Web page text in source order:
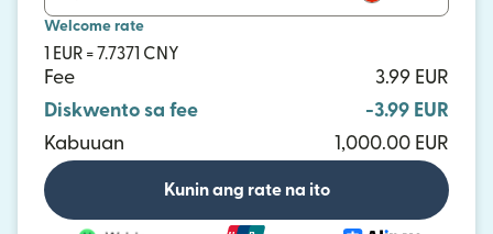
Welcome rate
1 EUR = 7.7371 CNY
Fee
3.99 EUR
Diskwento sa fee
-3.99 EUR
Kabuuan
1,000.00 EUR
Kunin ang rate na ito